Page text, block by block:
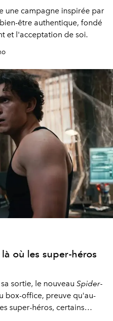
une campagne inspirée par
être authentique, fondé
et l'acceptation de soi.
où les super-héros
sortie, le nouveau Spider-
box-office, preuve qu'au-
super-héros, certains